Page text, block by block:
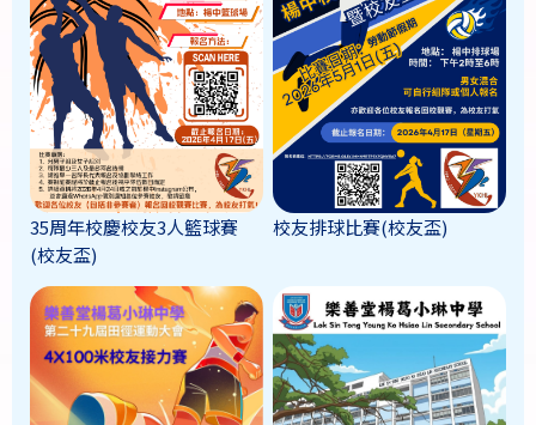
35周年校慶校友3人籃球賽
(校友盃)
校友排球比賽(校友盃)